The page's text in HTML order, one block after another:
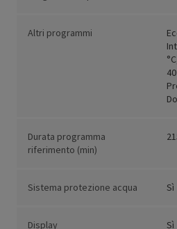
Altri programmi
Durata programma
riferimento (min)
Sistema protezione acqua Sì
Display Sì